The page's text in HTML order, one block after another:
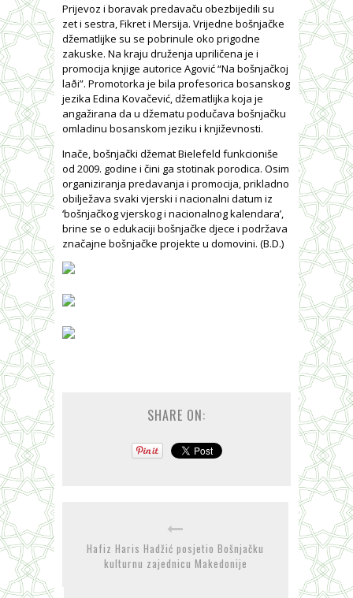
Prijevoz i boravak predavaču obezbijedili su
zet i sestra, Fikret i Mersija. Vrijedne bošnjačke
džematlijke su se pobrinule oko prigodne
zakuske. Na kraju druženja upriličena je i
promocija knjige autorice Agović “Na bošnjačkoj
laði”. Promotorka je bila profesorica bosanskog
jezika Edina Kovačević, džematlijka koja je
angažirana da u džematu podučava bošnjačku
omladinu bosanskom jeziku i književnosti.
Inače, bošnjački džemat Bielefeld funkcioniše
od 2009. godine i čini ga stotinak porodica. Osim
organiziranja predavanja i promocija, prikladno
obilježava svaki vjerski i nacionalni datum iz
‘bošnjačkog vjerskog i nacionalnog kalendara’,
brine se o edukaciji bošnjačke djece i podržava
značajne bošnjačke projekte u domovini. (B.D.)
SHARE ON:
Hafiz Haris Hadžić posjetio Bošnjačku
kulturnu zajednicu Makedonije